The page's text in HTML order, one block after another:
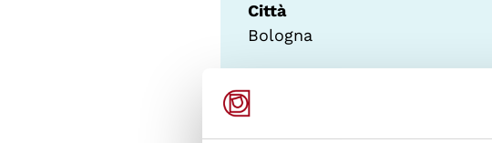
Città
Bologna
Educazione